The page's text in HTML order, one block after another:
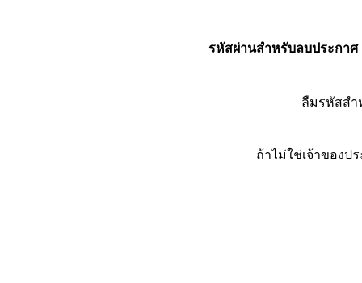
รหัสผ่านสำหรับลบประกาศ
ลืมรหัสส
ถ้าไม่ใช่เจ้าของป